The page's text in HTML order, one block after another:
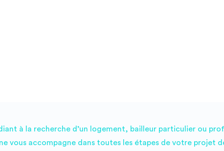
à la recherche d’un logement, bailleur particulier ou
vous accompagne dans toutes les étapes de votre projet